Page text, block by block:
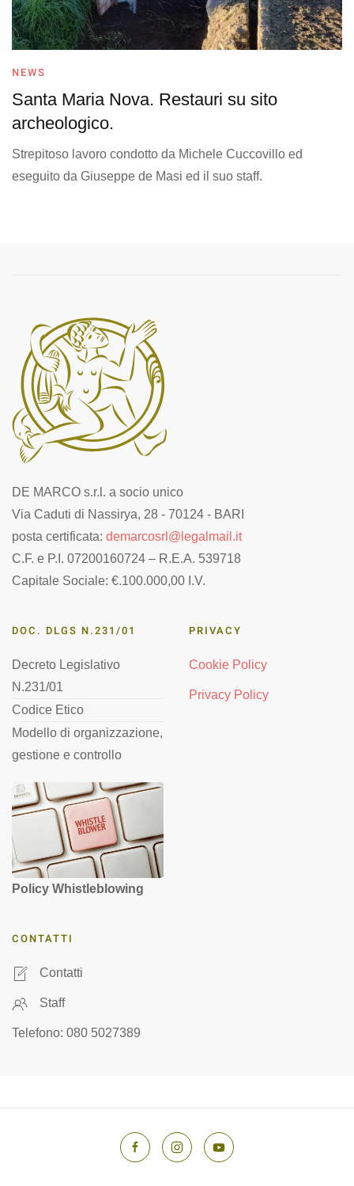
NEWS
Santa Maria Nova. Restauri su sito
archeologico.
Strepitoso lavoro condotto da Michele Cuccovillo ed
eseguito da Giuseppe de Masi ed il suo staff.
DE MARCO s.r.l. a socio unico
Via Caduti di Nassirya, 28 - 70124 - BARI
posta certificata: demarcosrl@legalmail.it
C.F. e P.I. 07200160724 – R.E.A. 539718
Capitale Sociale: €.100.000,00 I.V.
DOC. DLGS N.231/01
Decreto Legislativo
N.231/01
Codice Etico
Modello di organizzazione,
gestione e controllo
Policy Whistleblowing
PRIVACY
Cookie Policy
Privacy Policy
CONTATTI
Contatti
Staff
Telefono: 080 5027389